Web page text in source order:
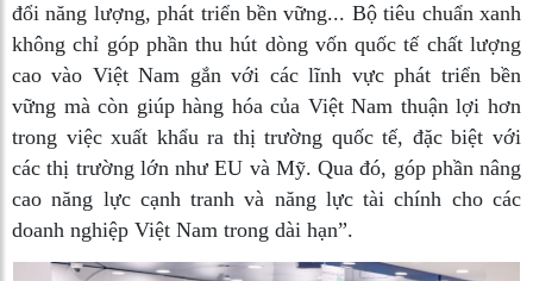
đổi năng lượng, phát triển bền vững... Bộ tiêu chuẩn xanh
không chỉ góp phần thu hút dòng vốn quốc tế chất lượng
cao vào Việt Nam gắn với các lĩnh vực phát triển bền
vững mà còn giúp hàng hóa của Việt Nam thuận lợi hơn
trong việc xuất khẩu ra thị trường quốc tế, đặc biệt với
các thị trường lớn như EU và Mỹ. Qua đó, góp phần nâng
cao năng lực cạnh tranh và năng lực tài chính cho các
doanh nghiệp Việt Nam trong dài hạn”.